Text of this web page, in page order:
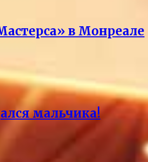
в Монреале
мальчика!